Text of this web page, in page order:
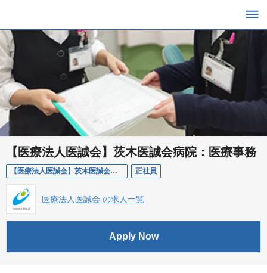
【医療法人医誠会】茨木医誠会病院：医療事務
【医療法人医誠会】茨木医誠会病院：医療事務 正社員
医療法人医誠会 の求人一覧
Apply Now